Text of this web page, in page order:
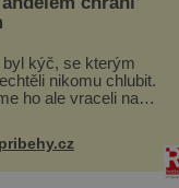
byl kýč, se kterým
nikomu chlubit.
ho ale vraceli na
Čech, kde